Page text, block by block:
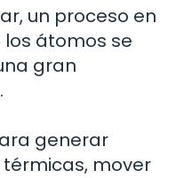
un proceso en
los átomos se
gran
generar
mover